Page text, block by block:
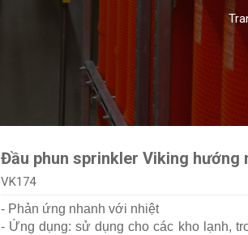
Đầu phun sprinkler Viking hướng
VK174
- Phản ứng nhanh với nhiệt
- Ứng dụng: sử dụng cho các kho lạnh,